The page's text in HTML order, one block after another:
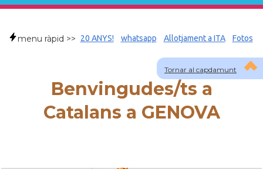
Tornar al capdamunt
menu ràpid >> 20 ANYS! whatsapp Allotjament a ITA Fotos
Benvingudes/ts a
Catalans a GENOVA